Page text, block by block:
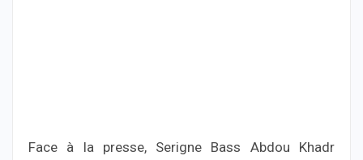
Face à la presse, Serigne Bass Abdou Khadr